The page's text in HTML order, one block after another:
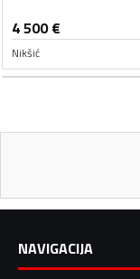
4 500€
Nikšić
NAVIGACIJA